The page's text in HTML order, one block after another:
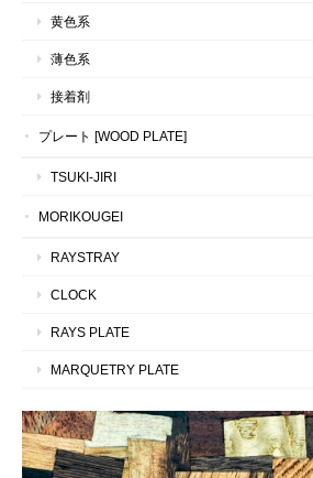
黄色系
薄色系
接着剤
プレート [WOOD PLATE]
TSUKI-JIRI
MORIKOUGEI
RAYSTRAY
CLOCK
RAYS PLATE
MARQUETRY PLATE